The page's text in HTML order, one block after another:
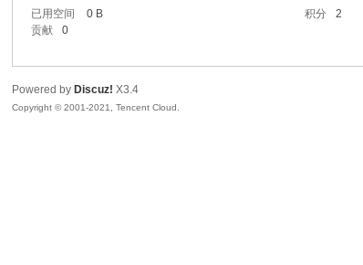
已用空间
0 B 积分 2
贡献
0
Powered by Discuz! X3.4
Copyright © 2001-2021, Tencent Cloud.